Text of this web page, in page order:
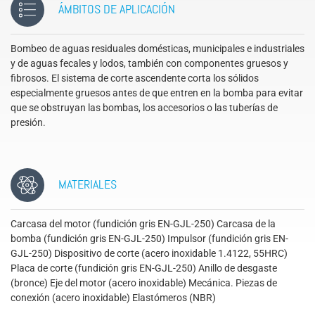
ÁMBITOS DE APLICACIÓN
Bombeo de aguas residuales domésticas, municipales e industriales
y de aguas fecales y lodos, también con componentes gruesos y
fibrosos. El sistema de corte ascendente corta los sólidos
especialmente gruesos antes de que entren en la bomba para evitar
que se obstruyan las bombas, los accesorios o las tuberías de
presión.
MATERIALES
Carcasa del motor (fundición gris EN-GJL-250) Carcasa de la
bomba (fundición gris EN-GJL-250) Impulsor (fundición gris EN-
GJL-250) Dispositivo de corte (acero inoxidable 1.4122, 55HRC)
Placa de corte (fundición gris EN-GJL-250) Anillo de desgaste
(bronce) Eje del motor (acero inoxidable) Mecánica. Piezas de
conexión (acero inoxidable) Elastómeros (NBR)